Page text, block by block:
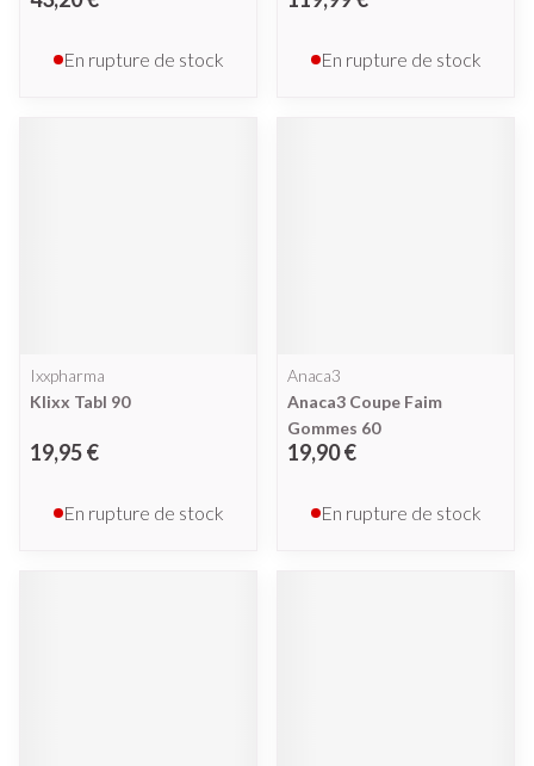
En rupture de stock En rupture de stock
Ixxpharma
Klixx Tabl 90
19,95 €
En rupture de stock
Anaca3
Anaca3 Coupe Faim
Gommes 60
19,90 €
En rupture de stock